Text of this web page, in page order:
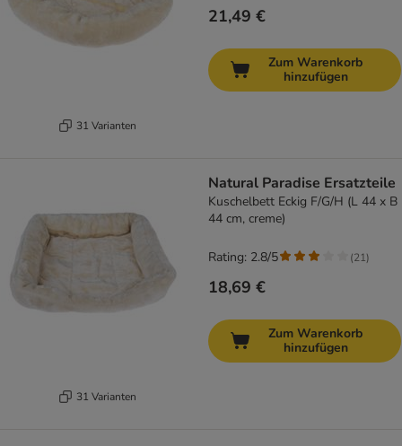
31 Varianten
21,49 €
Zum Warenkorb
hinzufügen
31 Varianten
Natural Paradise Ersatzteile
Kuschelbett Eckig F/G/H (L 44 x B
44 cm, creme)
18,69 €
Rating: 2.8/5 (21)
Zum Warenkorb
hinzufügen